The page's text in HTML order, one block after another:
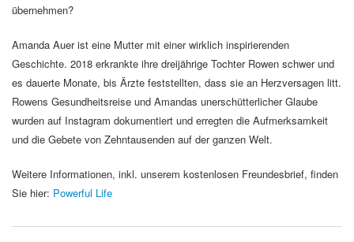
übernehmen?
Amanda Auer ist eine Mutter mit einer wirklich inspirierenden
Geschichte. 2018 erkrankte ihre dreijährige Tochter Rowen schwer und
es dauerte Monate, bis Ärzte feststellten, dass sie an Herzversagen litt.
Rowens Gesundheitsreise und Amandas unerschütterlicher Glaube
wurden auf Instagram dokumentiert und erregten die Aufmerksamkeit
und die Gebete von Zehntausenden auf der ganzen Welt.
Weitere Informationen, inkl. unserem kostenlosen Freundesbrief, finden
Sie hier: Powerful Life